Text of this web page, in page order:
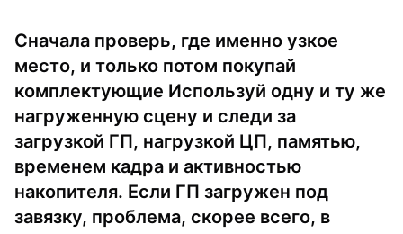
Сначала проверь, где именно узкое
место, и только потом покупай
комплектующие Используй одну и ту же
нагруженную сцену и следи за
загрузкой ГП, нагрузкой ЦП, памятью,
временем кадра и активностью
накопителя. Если ГП загружен под
завязку, проблема, скорее всего, в